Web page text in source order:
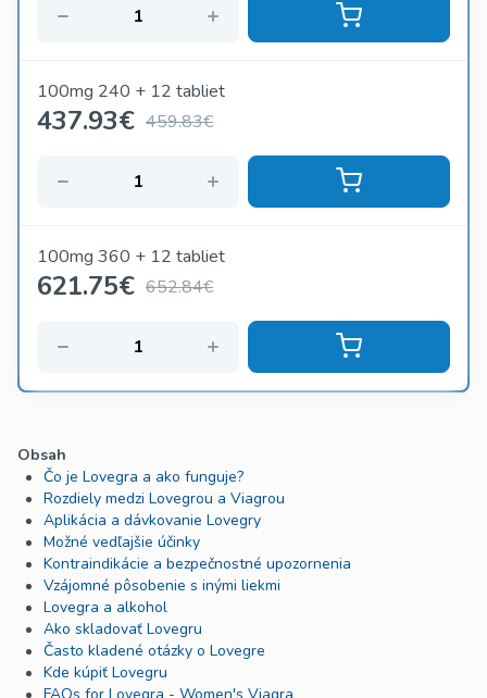
100mg 240 + 12 tabliet
437.93€ 459.83€
100mg 360 + 12 tabliet
621.75€ 652.84€
Obsah
Čo je Lovegra a ako funguje?
Rozdiely medzi Lovegrou a Viagrou
Aplikácia a dávkovanie Lovegry
Možné vedľajšie účinky
Kontraindikácie a bezpečnostné upozornenia
Vzájomné pôsobenie s inými liekmi
Lovegra a alkohol
Ako skladovať Lovegru
Často kladené otázky o Lovegre
Kde kúpiť Lovegru